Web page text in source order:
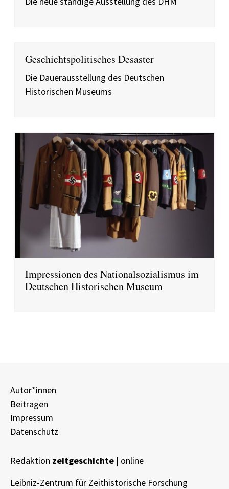
Geschichtspolitisches Desaster
Die Dauerausstellung des Deutschen
Historischen Museums
Impressionen des Nationalsozialismus im
Deutschen Historischen Museum
Autor*innen
Beitragen
Impressum
Datenschutz
Redaktion zeitgeschichte | online
Leibniz-Zentrum für Zeithistorische Forschung